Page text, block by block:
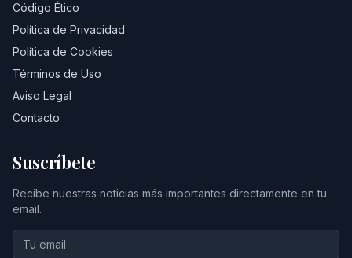
Código Ético
Política de Privacidad
Política de Cookies
Términos de Uso
Aviso Legal
Contacto
Suscríbete
Recibe nuestras noticias más importantes directamente en tu
email.